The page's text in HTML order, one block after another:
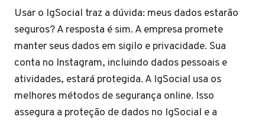
Usar o IgSocial traz a dúvida: meus dados estarão
seguros? A resposta é sim. A empresa promete
manter seus dados em sigilo e privacidade. Sua
conta no Instagram, incluindo dados pessoais e
atividades, estará protegida. A IgSocial usa os
melhores métodos de segurança online. Isso
assegura a proteção de dados no IgSocial e a